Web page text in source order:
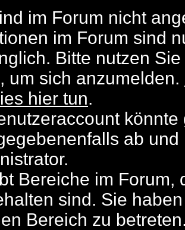
im Forum nicht
im Forum sind
Bitte nutzen
um sich anzumelden.
hier tun.
ab
Bereiche im Forum,
sind. Sie
Bereich zu